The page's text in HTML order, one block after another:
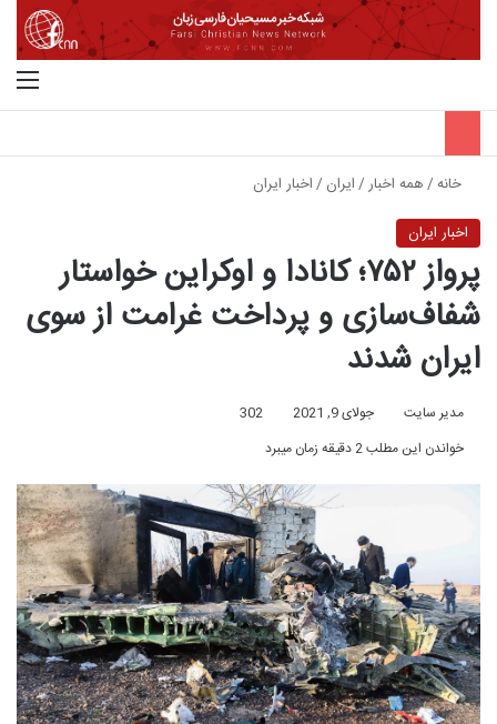
خانه/همه اخبار/ایران /اخبار ایران
اخبار ایران
پرواز ۷۵۲؛ کانادا و اوکراین خواستار
شفاف‌سازی و پرداخت غرامت از سوی
ایران شدند
مدیر سایت جولای 9, 2021
302
خواندن این مطلب 2 دقیقه زمان میبرد